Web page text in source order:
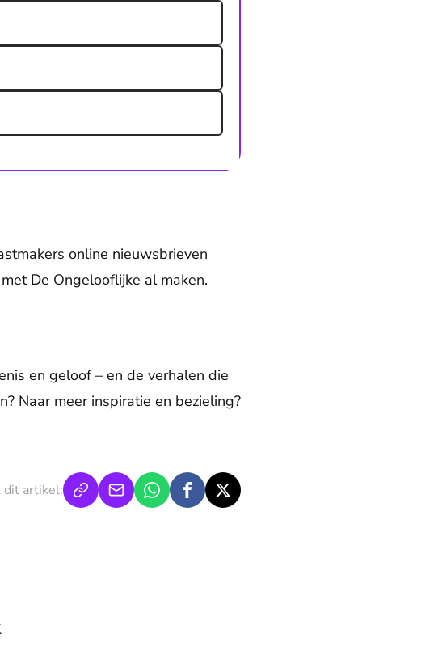
online nieuwsbrieven
De Ongelooflijke al maken.
en geloof – en de verhalen die
Naar meer inspiratie en bezieling?
dit artikel: